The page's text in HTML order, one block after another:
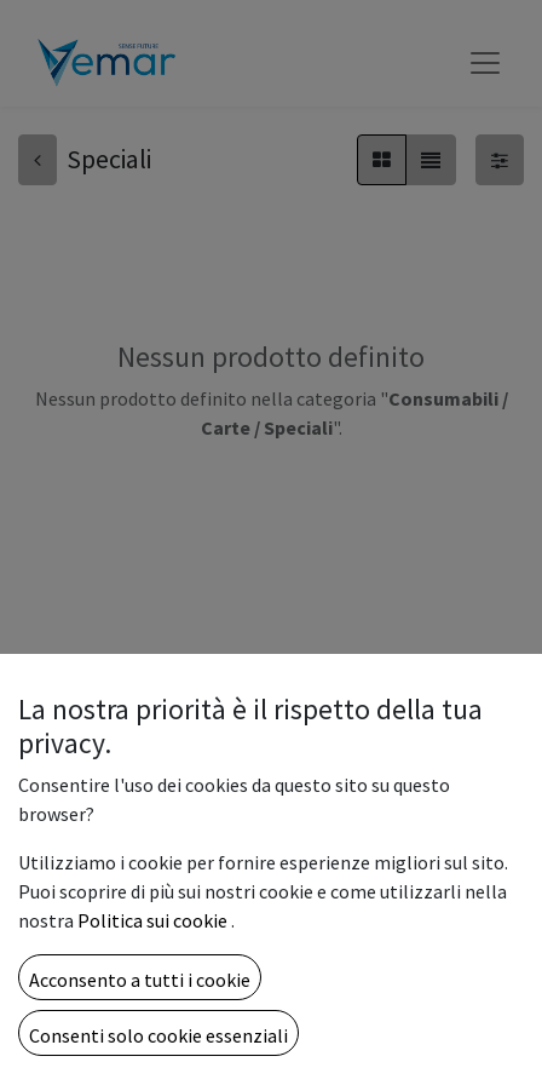
Speciali
Nessun prodotto definito
Nessun prodotto definito nella categoria "Consumabili /
Carte / Speciali".
Copyright © Vemar sas
La nostra priorità è il rispetto della tua
privacy.
Consentire l'uso dei cookies da questo sito su questo
browser?
Utilizziamo i cookie per fornire esperienze migliori sul sito.
Puoi scoprire di più sui nostri cookie e come utilizzarli nella
nostra Politica sui cookie .
Acconsento a tutti i cookie
Consenti solo cookie essenziali